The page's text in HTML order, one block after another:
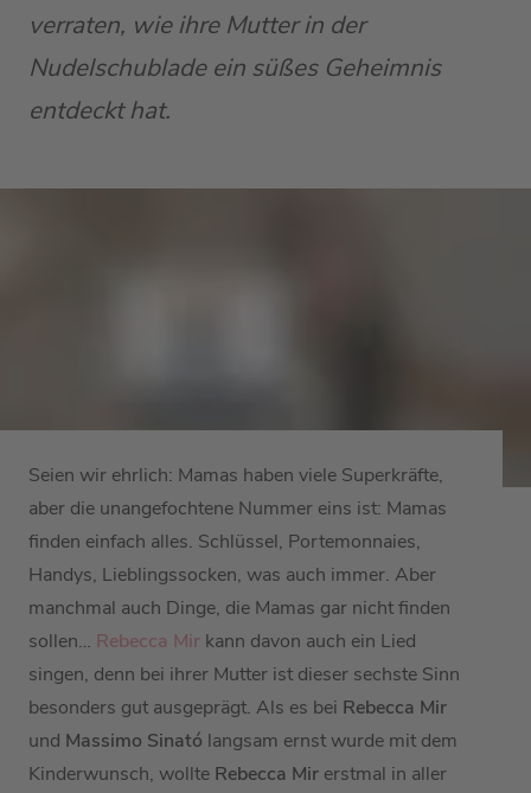
verraten, wie ihre Mutter in der
Nudelschublade ein süßes Geheimnis
entdeckt hat.
Seien wir ehrlich: Mamas haben viele Superkräfte,
aber die unangefochtene Nummer eins ist: Mamas
finden einfach alles. Schlüssel, Portemonnaies,
Handys, Lieblingssocken, was auch immer. Aber
manchmal auch Dinge, die Mamas gar nicht finden
sollen… Rebecca Mir kann davon auch ein Lied
singen, denn bei ihrer Mutter ist dieser sechste Sinn
besonders gut ausgeprägt. Als es bei Rebecca Mir
und Massimo Sinató langsam ernst wurde mit dem
Kinderwunsch, wollte Rebecca Mir erstmal in aller